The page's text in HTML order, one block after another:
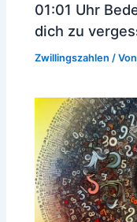
01:01 Uhr
dich zu
Zwillingszahlen / Von